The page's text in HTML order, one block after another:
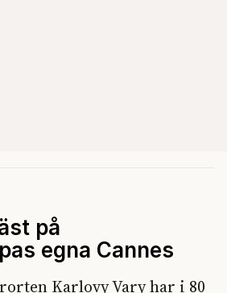
på
egna Cannes
Karlovy Vary har i 80